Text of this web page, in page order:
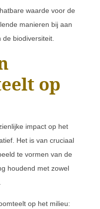
waarde voor de
manieren bij aan
biodiversiteit.
op
impact op het
Het is van cruciaal
te vormen van de
houdend met zowel
op het milieu: